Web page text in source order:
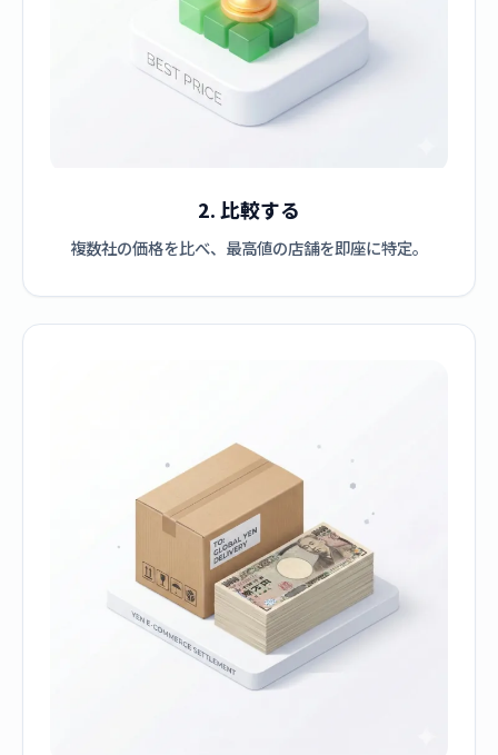
2. 比較する
複数社の価格を比べ、最高値の店舗を即座に特定。